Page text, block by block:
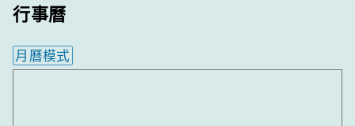
行事曆
月曆模式